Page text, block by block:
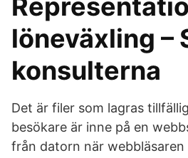
löneväxling –
konsulterna
Det är filer som lagras
besökare är inne på en
från datorn när webbläsaren